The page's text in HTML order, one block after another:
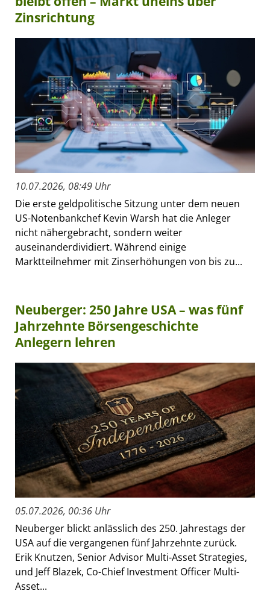
Zinsrichtung
10.07.2026, 08:49 Uhr
Die erste geldpolitische Sitzung unter dem neuen
US-Notenbankchef Kevin Warsh hat die Anleger
nicht nähergebracht, sondern weiter
auseinanderdividiert. Während einige
Marktteilnehmer mit Zinserhöhungen von bis zu...
Neuberger: 250 Jahre USA – was fünf
Jahrzehnte Börsengeschichte
Anlegern lehren
05.07.2026, 00:36 Uhr
Neuberger blickt anlässlich des 250. Jahrestags der
USA auf die vergangenen fünf Jahrzehnte zurück.
Erik Knutzen, Senior Advisor Multi-Asset Strategies,
und Jeff Blazek, Co-Chief Investment Officer Multi-
Asset...